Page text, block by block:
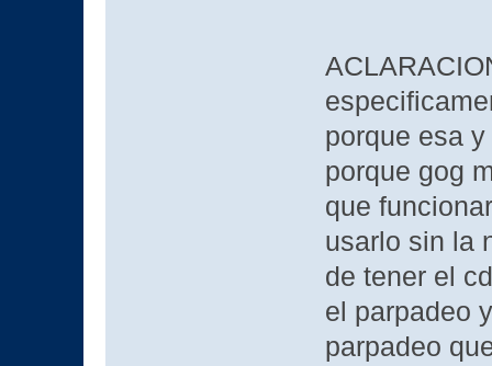
porque esa
porque gog
que
usarlo sin la
de tener el
el parpadeo
parpadeo